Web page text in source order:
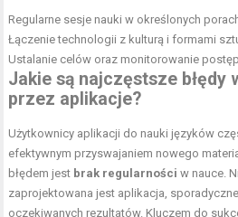
Regularne sesje nauki w określonych
Łączenie technologii z kulturą i formami
Ustalanie celów oraz monitorowanie
Jakie są najczęstsze błędy
przez aplikacje?
Użytkownicy aplikacji do nauki języków
efektywnym przyswajaniem nowego
błędem jest brak regularności w nauce.
zaprojektowana jest aplikacja,
oczekiwanych rezultatów. Kluczem do